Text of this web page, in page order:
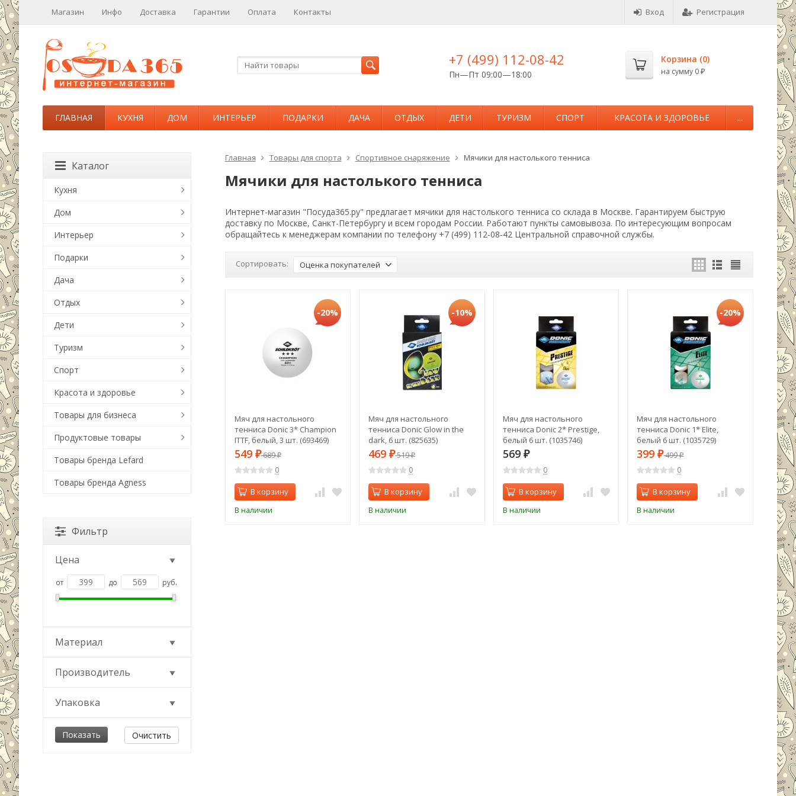
Магазин Инфо Доставка Гарантии Оплата Контакты Вход Регистрация
+7 (499) 112-08-42
Пн—Пт 09:00—18:00
Корзина (0)
на сумму 0 ₽
ГЛАВНАЯ КУХНЯ ДОМ ИНТЕРЬЕР ПОДАРКИ ДАЧА ОТДЫХ ДЕТИ ТУРИЗМ СПОРТ КРАСОТА И ЗДОРОВЬЕ ...
Главная Товары для спорта Спортивное снаряжение Мячики для настолького тенниса
Мячики для настолького тенниса
Интернет-магазин "Посуда365.ру" предлагает мячики для настолького тенниса со склада в Москве. Гарантируем быструю
доставку по Москве, Санкт-Петербургу и всем городам России. Работают пункты самовывоза. По интересующим вопросам
обращайтесь к менеджерам компании по телефону +7 (499) 112-08-42 Центральной справочной службы.
Сортировать: Оценка покупателей
-20%
Мяч для настольного
тенниса Donic 3* Champion
ITTF, белый, 3 шт. (693469)
549 ₽689₽
0
В корзину
В наличии
-10%
Мяч для настольного
тенниса Donic Glow in the
dark, 6 шт. (825635)
469₽519₽
0
В корзину
В наличии
Мяч для настольного
тенниса Donic 2* Prestige,
белый 6 шт. (1035746)
569 ₽
0
В корзину
В наличии
-20%
Мяч для настольного
тенниса Donic 1* Elite,
белый 6 шт. (1035729)
399₽499₽
0
В корзину
В наличии
Каталог
Кухня
Дом
Интерьер
Подарки
Дача
Отдых
Дети
Туризм
Спорт
Красота и здоровье
Товары для бизнеса
Продуктовые товары
Товары бренда Lefard
Товары бренда Agness
Фильтр
Цена
от до руб.
Материал
Производитель
Упаковка
Очистить